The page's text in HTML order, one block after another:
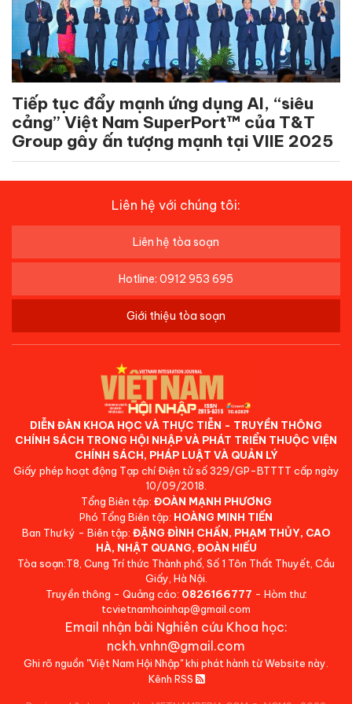
Tiếp tục đẩy mạnh ứng dụng AI, “siêu
cảng” Việt Nam SuperPort™ của T&T
Group gây ấn tượng mạnh tại VIIE 2025
Liên hệ với chúng tôi:
Liên hệ tòa soạn
Hotline: 0912 953 695
Giới thiệu tòa soạn
DIỄN ĐÀN KHOA HỌC VÀ THỰC TIỄN - TRUYỀN THÔNG
CHÍNH SÁCH TRONG HỘI NHẬP VÀ PHÁT TRIỂN THUỘC VIỆN
CHÍNH SÁCH, PHÁP LUẬT VÀ QUẢN LÝ
Giấy phép hoạt động Tạp chí Điện tử số 329/GP-BTTTT cấp ngày
10/09/2018.
Tổng Biên tập: ĐOÀN MẠNH PHƯƠNG
Phó Tổng Biên tập: HOÀNG MINH TIẾN
Ban Thư ký - Biên tập: ĐẶNG ĐÌNH CHẤN, PHẠM THỦY, CAO
HÀ, NHẬT QUANG, ĐOÀN HIẾU
Tòa soạn:T8, Cung Trí thức Thành phố, Số 1 Tôn Thất Thuyết, Cầu
Giấy, Hà Nội.
Truyền thông - Quảng cáo: 0826166777 - Hòm thư:
tcvietnamhoinhap@gmail.com
Email nhận bài Nghiên cứu Khoa học:
nckh.vnhn@gmail.com
Ghi rõ nguồn "Việt Nam Hội Nhập" khi phát hành từ Website này.
Kênh RSS